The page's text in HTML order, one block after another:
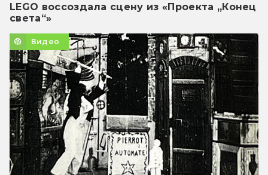
LEGO воссоздала сцену из «Проекта „Конец
света“»
Видео